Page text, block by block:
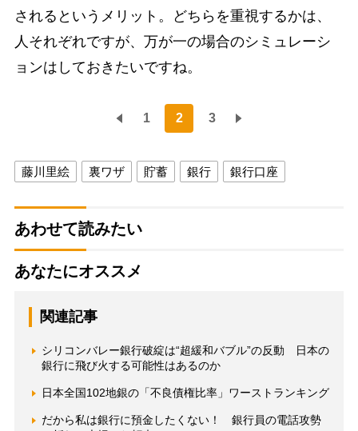
されるというメリット。どちらを重視するかは、
人それぞれですが、万が一の場合のシミュレーシ
ョンはしておきたいですね。
1 2 3
藤川里絵 裏ワザ 貯蓄 銀行 銀行口座
あわせて読みたい
あなたにオススメ
関連記事
シリコンバレー銀行破綻は“超緩和バブル”の反動 日本の
銀行に飛び火する可能性はあるのか
日本全国102地銀の「不良債権比率」ワーストランキング
だから私は銀行に預金したくない！ 銀行員の電話攻勢